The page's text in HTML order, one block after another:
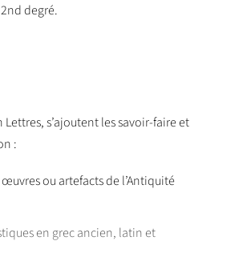
degré.
s’ajoutent les savoir-faire et
:
ou artefacts de l’Antiquité
en grec ancien, latin et